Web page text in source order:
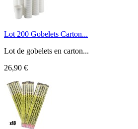
Lot 200 Gobelets Carton...
Lot de gobelets en carton...
26,90 €